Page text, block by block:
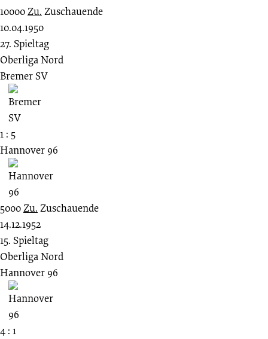
10000Zu. Zuschauende
10.04.1950
27. Spieltag
Oberliga Nord
Bremer SV
1 : 5
Hannover 96
5000Zu. Zuschauende
14.12.1952
15. Spieltag
Oberliga Nord
Hannover 96
4 : 1